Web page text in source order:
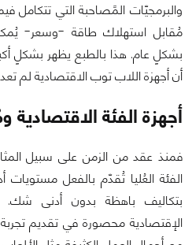
والبرمجيّات المًصاحبة التي تتكامل
مُقابل استهلاك طاقة -وسعر-
بشكلٍ عام. هذا بالطبع يظهر بشكلٍ
أن أجهزة اللاب توب الاقتصادية لم
أجهزة الفئة الاقتصادية
فمنذ عقد من الزمن على سبيل
الفئة العُليا تُقدّم بالفعل
بتكاليف باهظة بدون أدنى شك.
الإقتصادية محصورة في تقديم